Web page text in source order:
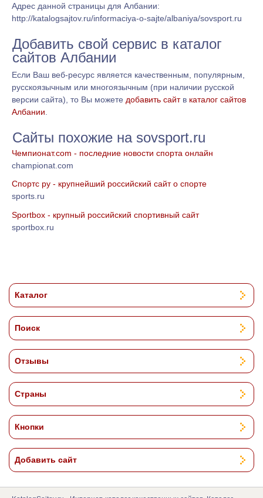
Адрес данной страницы для Албании:
http://katalogsajtov.ru/informaciya-o-sajte/albaniya/sovsport.ru
Добавить свой сервис в каталог
сайтов Албании
Если Ваш веб-ресурс является качественным, популярным,
русскоязычным или многоязычным (при наличии русской
версии сайта), то Вы можете добавить сайтв каталог сайтов
Албании
Сайты похожие на sovsport.ru
Чемпионат.com - последние новости спорта онлайн
championat.com
Спортс ру - крупнейший российский сайт о спорте
sports.ru
Sportbox - крупный российский спортивный сайт
sportbox.ru
Каталог
Поиск
Отзывы
Страны
Кнопки
Добавить сайт